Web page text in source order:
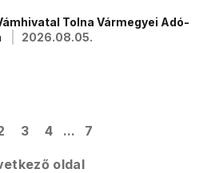
Tolna Vármegyei Adó-
2026.08.05.
3 4 ... 7
oldal